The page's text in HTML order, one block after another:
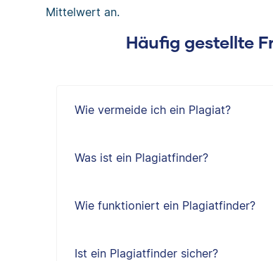
Mittelwert an.
Häufig gestellte
Wie vermeide ich ein Plagiat?
Was ist ein Plagiatfinder?
Wie funktioniert ein Plagiatfinder?
Ist ein Plagiatfinder sicher?